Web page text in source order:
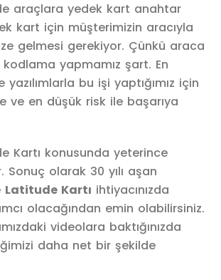
araçlara yedek kart anahtar
kart için müşterimizin aracıyla
gelmesi gerekiyor. Çünkü araca
yapmamız şart. En
bu işi yaptığımız için
ve en düşük risk ile başarıya
Kartı konusunda yeterince
Sonuç olarak 30 yılı aşan
Latitude Kartı ihtiyacınızda
olacağından emin olabilirsiniz.
videolara baktığınızda
daha net bir şekilde